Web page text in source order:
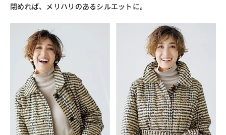
閉めれば、メリハリのあるシルエットに。